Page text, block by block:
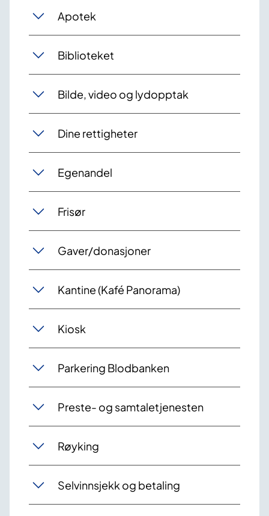
Apotek
Biblioteket
Bilde, video og lydopptak
Dine rettigheter
Egenandel
Frisør
Gaver/donasjoner
Kantine (Kafé Panorama)
Kiosk
Parkering Blodbanken
Preste- og samtaletjenesten
Røyking
Selvinnsjekk og betaling